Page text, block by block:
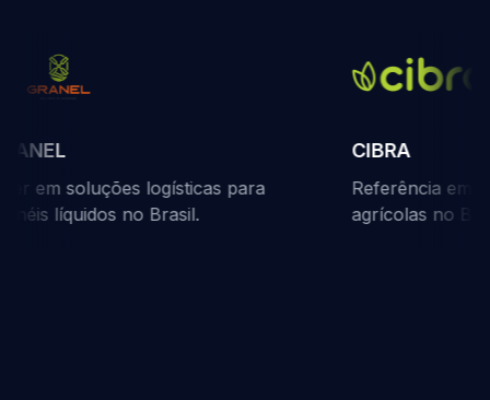
em soluções logísticas para
líquidos no Brasil.
CIBRA
Referência em
agrícolas no